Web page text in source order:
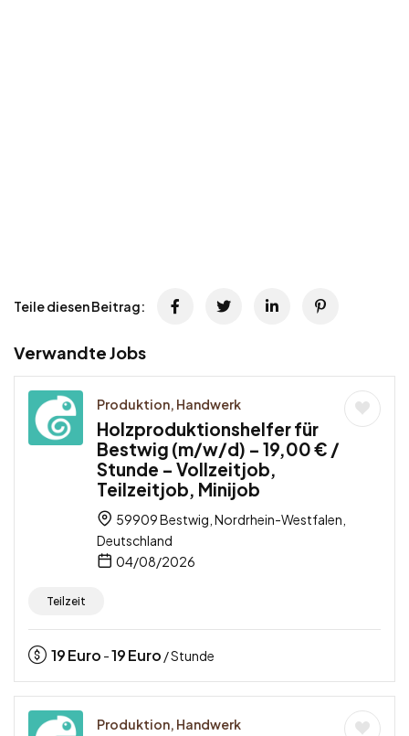
Teile diesen Beitrag:
Verwandte Jobs
Produktion, Handwerk
Holzproduktionshelfer für
Bestwig (m/w/d) – 19,00 € /
Stunde – Vollzeitjob,
Teilzeitjob, Minijob
59909 Bestwig, Nordrhein-Westfalen,
Deutschland
04/08/2026
Teilzeit
19Euro -19Euro / Stunde
Produktion, Handwerk